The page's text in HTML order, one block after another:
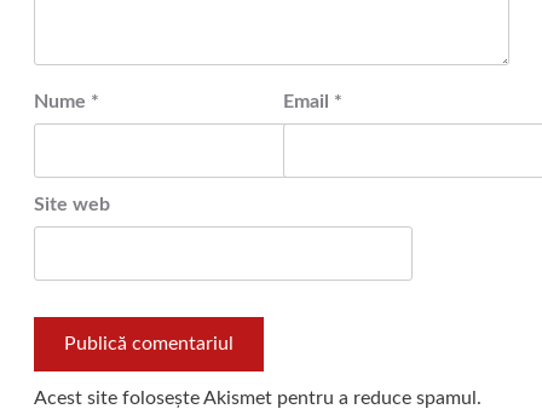
Nume * Email *
Site web
Acest site folosește Akismet pentru a reduce spamul.